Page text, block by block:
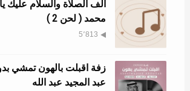
الف الصلاة والسلام عليك
محمد ( لحن 2 )
5٬813
زفة اقبلت بالهون تمشي
عبد المجيد عبد الله